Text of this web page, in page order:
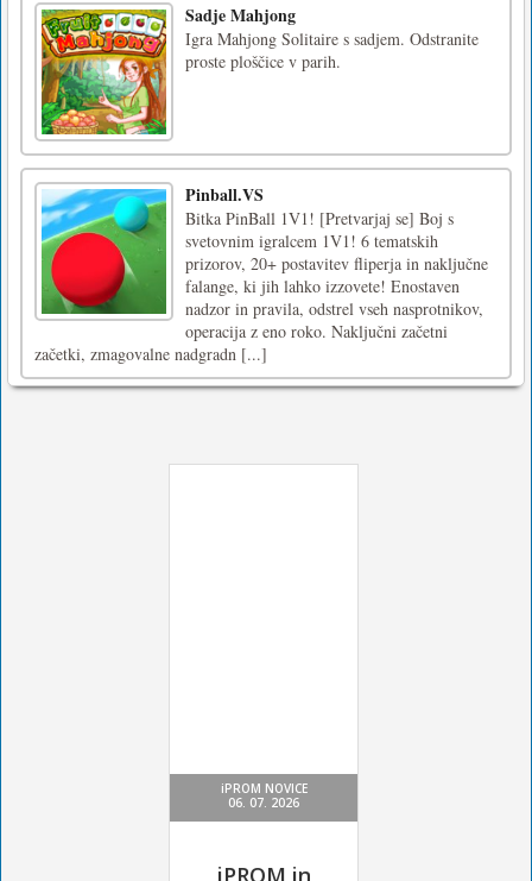
Sadje Mahjong
Igra Mahjong Solitaire s sadjem. Odstranite
proste ploščice v parih.
Pinball.VS
Bitka PinBall 1V1! [Pretvarjaj se] Boj s
svetovnim igralcem 1V1! 6 tematskih
prizorov, 20+ postavitev fliperja in naključne
falange, ki jih lahko izzovete! Enostaven
nadzor in pravila, odstrel vseh nasprotnikov,
operacija z eno roko. Naključni začetni
začetki, zmagovalne nadgradn [...]